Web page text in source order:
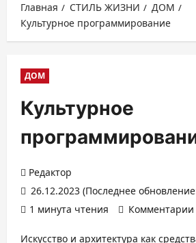
Главная СТИЛЬ ЖИЗНИ
ДОМ
Культурное программирование
ДОМ
Культурное
Редактор
26.12.2023 (Последнее
1 минута чтения
Комментарии
Искусство и архитектура как